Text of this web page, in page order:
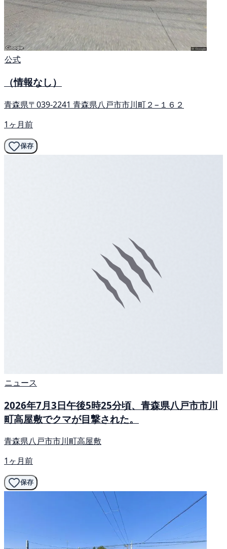
公式
（情報なし）
青森県〒039-2241 青森県八戸市市川町２−１６２
1ヶ月前
保存
ニュース
2026年7月3日午後5時25分頃、青森県八戸市市川
町高屋敷でクマが目撃された。
青森県八戸市市川町高屋敷
1ヶ月前
保存